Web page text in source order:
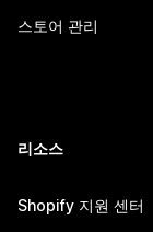
스토어 관리
리소스
Shopify 지원 센터